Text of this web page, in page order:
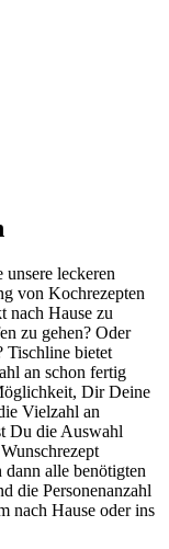
leckeren
von Kochrezepten
nach Hause zu
zu gehen? Oder
Tischline bietet
an schon fertig
Dir Deine
Vielzahl an
Du die Auswahl
alle benötigten
die Personenanzahl
nach Hause oder ins